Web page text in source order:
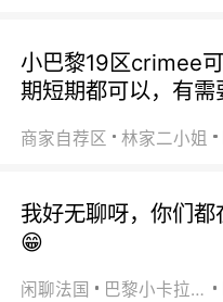
小巴黎19区crimee
期短期都可以，有需
商家自荐区 林家二小姐
我好无聊呀，你们
😁
闲聊法国 巴黎小卡拉咪